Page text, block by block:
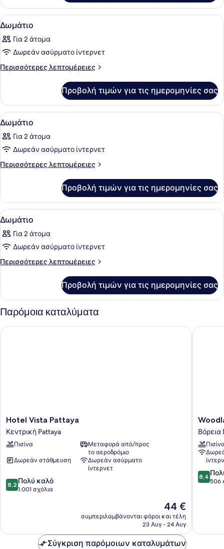
Harbour
View
-
High
Floor
Προβολή
όλων
των
φωτογραφιών
για
1 υπνοδωμάτιο, χρηματοκιβώτιο
8
Δωμάτιο
Για 2 άτομα
Δωρεάν ασύρματο ίντερνετ
Περισσότερες λεπτομέρειες
Περισσότερες
Προβολή τιμών για τις ημερομηνίες σας
Προβολή
όλων
των
φωτογραφιών
για
1 υπνοδωμάτιο, χρηματοκιβώτιο
7
Δωμάτιο
Για 2 άτομα
Δωρεάν ασύρματο ίντερνετ
Περισσότερες λεπτομέρειες
Περισσότερες
Προβολή τιμών για τις ημερομηνίες σας
Προβολή
όλων
των
φωτογραφιών
για
Ένα δωμάτιο ξενοδοχείου με ένα
9
Δωμάτιο
Για 2 άτομα
Δωρεάν ασύρματο ίντερνετ
Περισσότερες λεπτομέρειες
Περισσότερες
Προβολή τιμών για τις ημερομηνίες σας
Παρόμοια καταλύματα
Hotel
Vista
Pattaya
Κεντρική
Hotel Vista Pattaya
Κεντρική Pattaya
Πισίνα
Μεταφορά από/προς
το αεροδρόμιο
Δωρεάν στάθμευση
Δωρεάν ασύρματο
ίντερνετ
8.2
στα
σχόλια
8,2 Πολύ καλό
1.001 σχόλια
Η
τιμή
είναι
44 €
συμπεριλαμβάνονται φόροι και τέλη
23 Αυγ - 24 Αυγ
Hotel Vista Pattaya
Hotel
&
Resort
Βόρεια
Βόρεια
8.4
στα
8,4
506
Σύγκριση παρόμοιων καταλυμάτων